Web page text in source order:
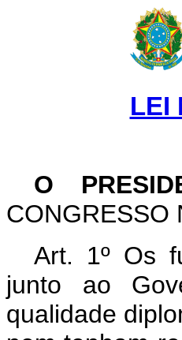
LEI
O
CONGRESSO
Art. 1º Os
junto ao
qualidade